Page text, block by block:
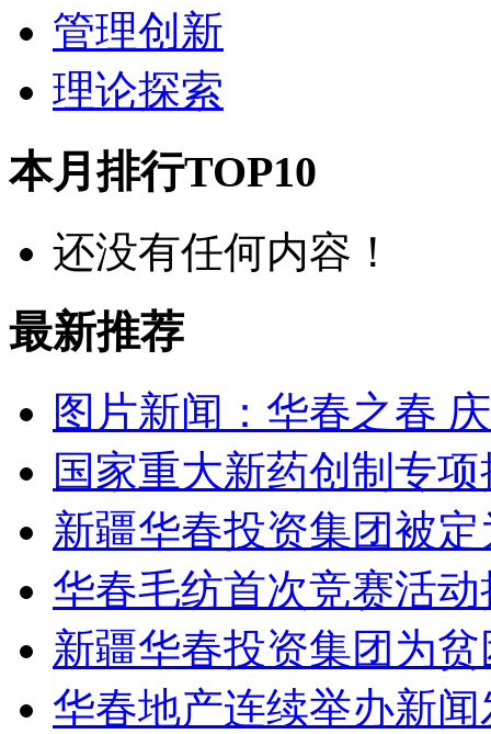
管理创新
理论探索
本月排行TOP10
还没有任何内容！
最新推荐
图片新闻：华春之春
国家重大新药创制专
新疆华春投资集团被
华春毛纺首次竞赛活
新疆华春投资集团为
华春地产连续举办新